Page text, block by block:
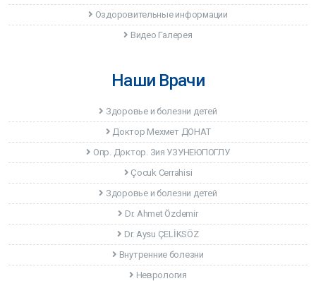
Оздоровительные информации
Видео Галерея
Наши Врачи
Здоровье и болезни детей
Доктор Мехмет ДОНАТ
Опр. Доктор. Зия УЗУНЕЮПОГЛУ
Çocuk Cerrahisi
Здоровье и болезни детей
Dr. Ahmet Özdemir
Dr. Aysu ÇELİKSÖZ
Внутренние болезни
Неврология